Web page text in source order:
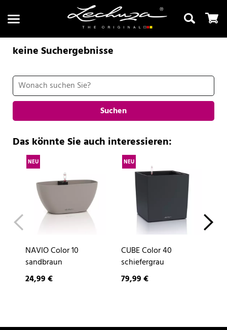
Suchen
keine Suchergebnisse
Suchen
Das könnte Sie auch interessieren:
NEU
NAVIO Color 10
sandbraun
24,99 €
NEU
CUBE Color 40
schiefergrau
79,99 €